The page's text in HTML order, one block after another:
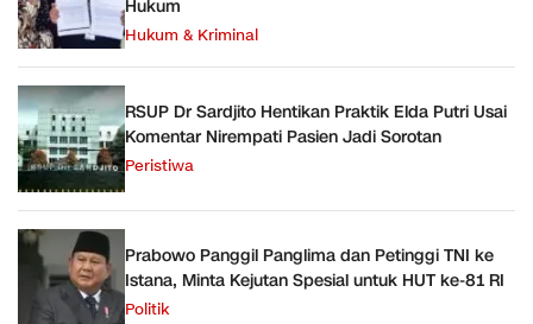
Hukum
Hukum & Kriminal
RSUP Dr Sardjito Hentikan Praktik Elda Putri Usai
Komentar Nirempati Pasien Jadi Sorotan
Peristiwa
Prabowo Panggil Panglima dan Petinggi TNI ke
Istana, Minta Kejutan Spesial untuk HUT ke-81 RI
Politik